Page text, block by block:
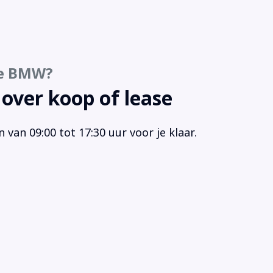
Assistant Plus (5DN)
wisserbladen verwarmbaar
BMW?
koop of lease
van 09:00 tot 17:30 uur voor je klaar.